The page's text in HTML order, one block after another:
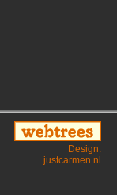
Design:
justcarmen.nl